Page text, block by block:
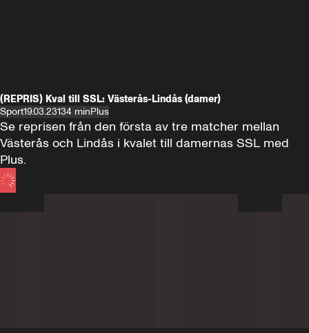
(REPRIS) Kval till SSL: Västerås-Lindås (damer)
Sport19.03.23134 minPlus
Se reprisen från den första av tre matcher mellan
Västerås och Lindås i kvalet till damernas SSL med
Plus.